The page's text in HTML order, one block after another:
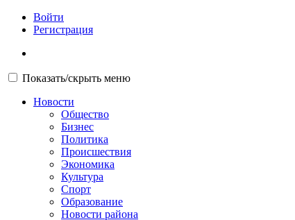
Войти
Регистрация
Показать/скрыть меню
Новости
Общество
Бизнес
Политика
Происшествия
Экономика
Культура
Спорт
Образование
Новости района